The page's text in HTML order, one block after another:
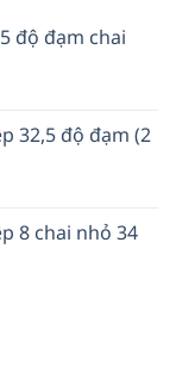
độ đạm chai
32,5 độ đạm (2
8 chai nhỏ 34